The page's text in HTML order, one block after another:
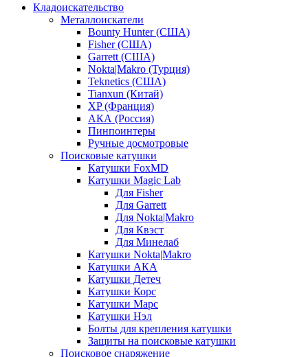
Кладоискательство
Металлоискатели
Bounty Hunter (США)
Fisher (США)
Garrett (США)
Nokta|Makro (Турция)
Teknetics (США)
Tianxun (Китай)
XP (Франция)
АКА (Россия)
Пинпоинтеры
Ручные досмотровые
Поисковые катушки
Катушки FoxMD
Катушки Magic Lab
Для Fisher
Для Garrett
Для Nokta|Makro
Для Квэст
Для Минелаб
Катушки Nokta|Makro
Катушки АКА
Катушки Детеч
Катушки Корс
Катушки Марс
Катушки Нэл
Болты для крепления катушки
Защиты на поисковые катушки
Поисковое снаряжение